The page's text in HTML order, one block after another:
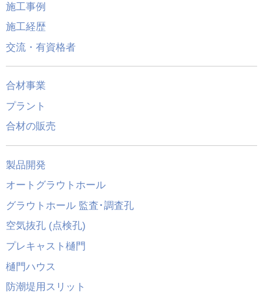
施工事例
施工経歴
交流・有資格者
合材事業
プラント
合材の販売
製品開発
オートグラウトホール
グラウトホール 監査･調査孔
空気抜孔 (点検孔)
プレキャスト樋門
樋門ハウス
防潮堤用スリット